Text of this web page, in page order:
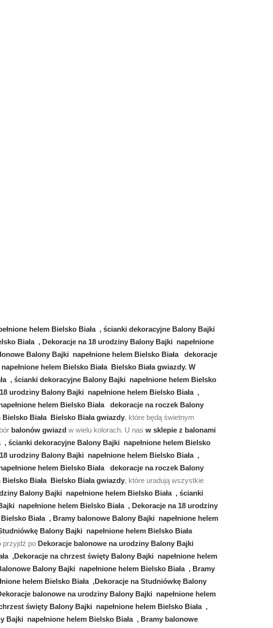
helem Bielsko Biała , ścianki dekoracyjne Balony Bajki
Biała , Dekoracje na 18 urodziny Balony Bajki napełnione
Balony Bajki napełnione helem Bielsko Biała dekoracje
helem Bielsko Biała Bielsko Biała gwiazdy. W
, ścianki dekoracyjne Balony Bajki napełnione helem Bielsko
urodziny Balony Bajki napełnione helem Bielsko Biała ,
helem Bielsko Biała dekoracje na roczek Balony
Biała Bielsko Biała gwiazdy, które będą świetnym
balonów gwiazd w wielu kolorach. U nas w sklepie z balonami
ścianki dekoracyjne Balony Bajki napełnione helem Bielsko
urodziny Balony Bajki napełnione helem Bielsko Biała ,
helem Bielsko Biała dekoracje na roczek Balony
Biała Bielsko Biała gwiazdy, które uradują wszystkie
Balony Bajki napełnione helem Bielsko Biała , ścianki
napełnione helem Bielsko Biała , Dekoracje na 18 urodziny
Biała , Bramy balonowe Balony Bajki napełnione helem
Balony Bajki napełnione helem Bielsko Biała
przyjdź po Dekoracje balonowe na urodziny Balony Bajki
,Dekoracje na chrzest święty Balony Bajki napełnione helem
Balony Bajki napełnione helem Bielsko Biała , Bramy
helem Bielsko Biała ,Dekoracje na Studniówkę Balony
balonowe na urodziny Balony Bajki napełnione helem
święty Balony Bajki napełnione helem Bielsko Biała ,
Bajki napełnione helem Bielsko Biała , Bramy balonowe